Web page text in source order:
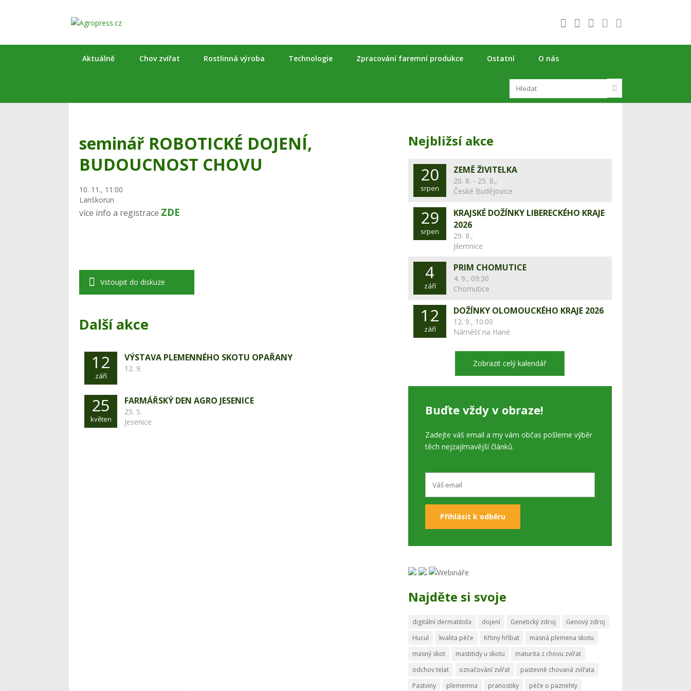
Aktuálně Chov zvířat Rostlinná výroba Technologie Zpracování faremní produkce Ostatní O nás
seminář ROBOTICKÉ DOJENÍ,
BUDOUCNOST CHOVU
10. 11., 11:00
Lanškorun
více info a registrace ZDE
Vstoupit do diskuze
Další akce
12
září
VÝSTAVA PLEMENNÉHO SKOTU OPAŘANY
12. 9.
25
květen
FARMÁŘSKÝ DEN AGRO JESENICE
25. 5.
Jesenice
Nejbližsí akce
20
srpen
ZEMĚ ŽIVITELKA
20. 8. - 25. 8.,
České Budějovice
29
srpen
KRAJSKÉ DOŽÍNKY LIBERECKÉHO KRAJE
2026
29. 8.,
Jilemnice
4
září
PRIM CHOMUTICE
4. 9., 09:30
Chomutice
12
září
DOŽÍNKY OLOMOUCKÉHO KRAJE 2026
12. 9., 10:00
Náměšť na Hané
Zobrazit celý kalendář
Buďte vždy v obraze!
Zadejte váš email a my vám občas pošleme výběr
těch nejzajímavější článků.
Najděte si svoje
digitální dermatitida dojení Genetický zdroj
Genový zdroj
Hucul
kvalita péče Křtiny hříbat
masná plemena skotu
masný skot
mastitidy u skotu
maturita z chovu zvířat
odchov telat
označování zvířat
pastevně chovaná zvířata
Pastviny
plememna pranostiky péče o paznehty